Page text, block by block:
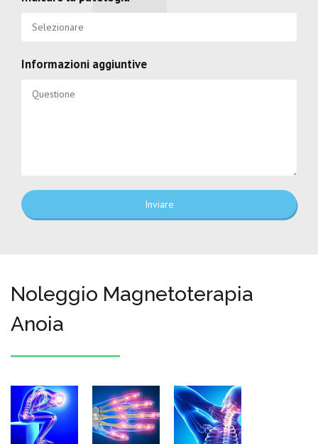
Informazioni aggiuntive
Inviare
Noleggio Magnetoterapia
Anoia